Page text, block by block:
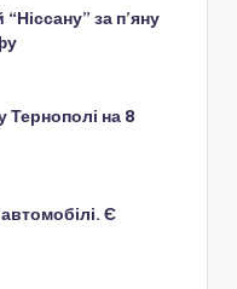
за п’яну
Тернополі на 8
Є